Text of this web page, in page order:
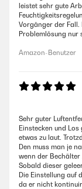
leistet sehr gute
Vorgänger der Fall.
Problemlösung nur
Amazon-Benutzer
Sehr guter
Einstecken und
etwas zu laut.
Den muss man je
wenn der
Sobald dieser
Die Einstellung auf
da er nicht